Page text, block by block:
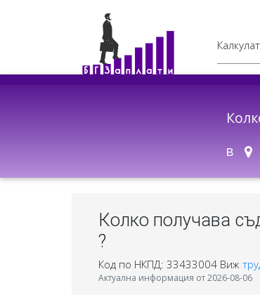
в
Колко получава
?
Код по НКПД: 33433004Виж
Актуална информация от 2026-08-06